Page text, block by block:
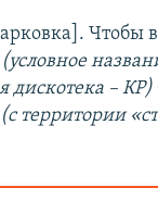
Чтобы
(условное
дискотека – КР)
(с территории